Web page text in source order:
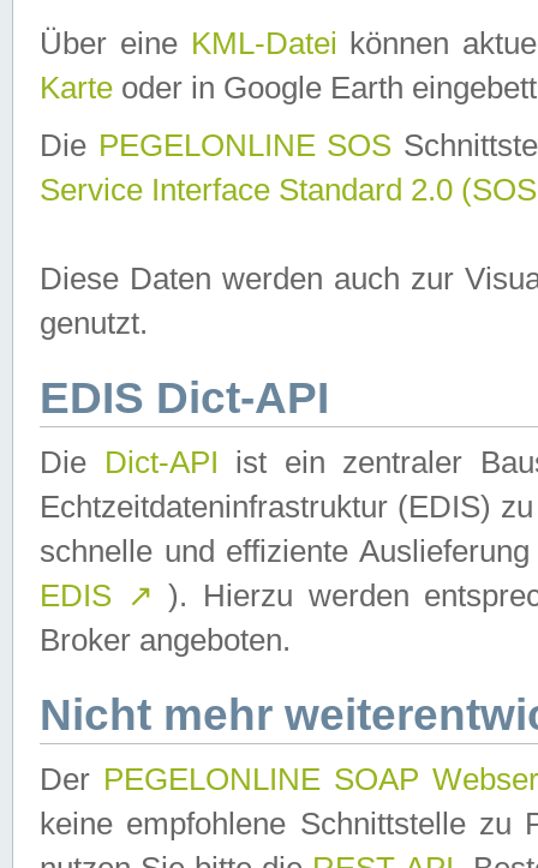
Über eine KML-Datei können
Karte oder in Google Earth
Die PEGELONLINE SOS
Service Interface Standard 2.0
Diese Daten werden auch zur
genutzt.
EDIS Dict-API
Die Dict-API ist ein zentraler
Echtzeitdateninfrastruktur (EDIS)
schnelle und effiziente
EDIS ↗ ). Hierzu werden
Broker angeboten.
Nicht mehr
Der PEGELONLINE SOAP
keine empfohlene Schnittstelle zu